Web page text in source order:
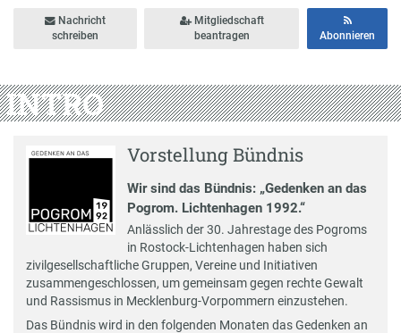
Nachricht
schreiben
Mitgliedschaft
beantragen
Abonnieren
INTRO
Vorstellung Bündnis
Wir sind das Bündnis: „Gedenken an das
Pogrom. Lichtenhagen 1992.“
Anlässlich der 30. Jahrestage des Pogroms
in Rostock-Lichtenhagen haben sich
zivilgesellschaftliche Gruppen, Vereine und Initiativen
zusammengeschlossen, um gemeinsam gegen rechte Gewalt
und Rassismus in Mecklenburg-Vorpommern einzustehen.
Das Bündnis wird in den folgenden Monaten das Gedenken an